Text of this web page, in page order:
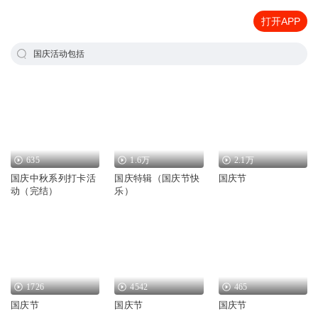
打开APP
国庆活动包括
635
国庆中秋系列打卡活
动（完结）
1.6万
国庆特辑（国庆节快
乐）
2.1万
国庆节
1726
国庆节
4542
国庆节
465
国庆节